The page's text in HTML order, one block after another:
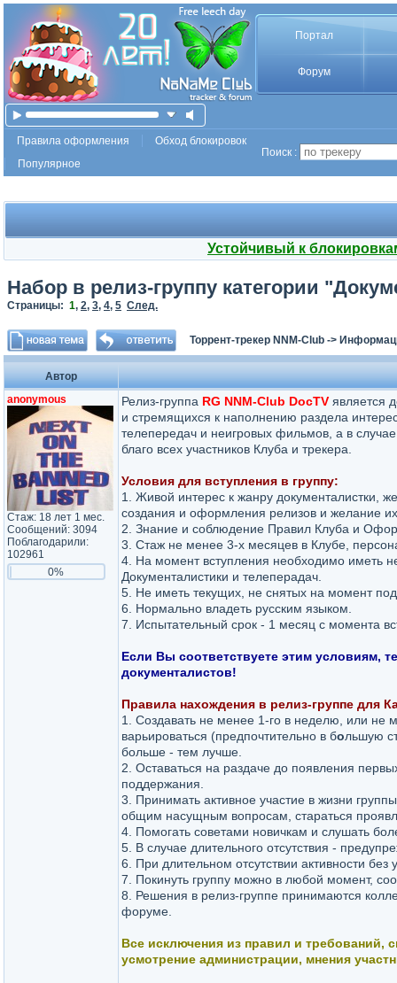
Портал
Форум
Правила оформления
Обход блокировок
Популярное
Поиск :
Устойчивый к
Набор в релиз-группу категории
Страницы: 1, 2, 3, 4, 5 След.
Торрент-трекер NNM-Club ->
Автор
anonymous
Стаж: 18 лет 1 мес.
Сообщений: 3094
Поблагодарили:
102961
0%
Релиз-группа RG NNM-Club DocTV является
и стремящихся к наполнению раздела
телепередач и неигровых фильмов, а в
благо всех участников Клуба и трекера.
Условия для вступления в группу:
1. Живой интерес к жанру документалистки,
создания и оформления релизов и желание
2. Знание и соблюдение Правил Клуба и
3. Стаж не менее 3-х месяцев в Клубе,
4. На момент вступления необходимо иметь
Документалистики и телеперадач.
5. Не иметь текущих, не снятых на момент
6. Нормально владеть русским языком.
7. Испытательный срок - 1 месяц с момента
Если Вы соответствуете этим
документалистов!
Правила нахождения в релиз-группе для
1. Создавать не менее 1-го в неделю, или не
варьироваться (предпочтительно в большую
больше - тем лучше.
2. Оставаться на раздаче до появления
поддержания.
3. Принимать активное участие в жизни
общим насущным вопросам, стараться
4. Помогать советами новичкам и слушать
5. В случае длительного отсутствия -
6. При длительном отсутствии активности
7. Покинуть группу можно в любой момент,
8. Решения в релиз-группе принимаются
форуме.
Все исключения из правил и требований,
усмотрение администрации, мнения